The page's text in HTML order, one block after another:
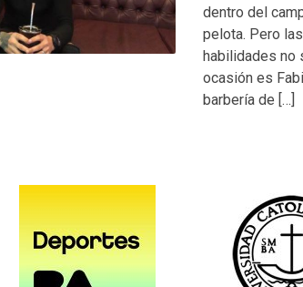
dentro del
pelota. Pero
habilidades no
ocasión es
barbería de […]